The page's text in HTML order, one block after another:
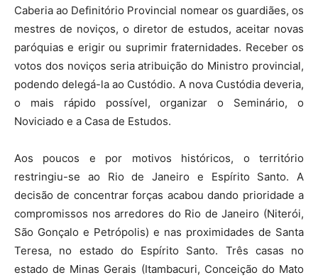
Caberia ao Definitório Provincial nomear os guardiães, os
mestres de noviços, o diretor de estudos, aceitar novas
paróquias e erigir ou suprimir fraternidades. Receber os
votos dos noviços seria atribuição do Ministro provincial,
podendo delegá-la ao Custódio. A nova Custódia deveria,
o mais rápido possível, organizar o Seminário, o
Noviciado e a Casa de Estudos.
Aos poucos e por motivos históricos, o território
restringiu-se ao Rio de Janeiro e Espírito Santo. A
decisão de concentrar forças acabou dando prioridade a
compromissos nos arredores do Rio de Janeiro (Niterói,
São Gonçalo e Petrópolis) e nas proximidades de Santa
Teresa, no estado do Espírito Santo. Três casas no
estado de Minas Gerais (Itambacuri, Conceição do Mato